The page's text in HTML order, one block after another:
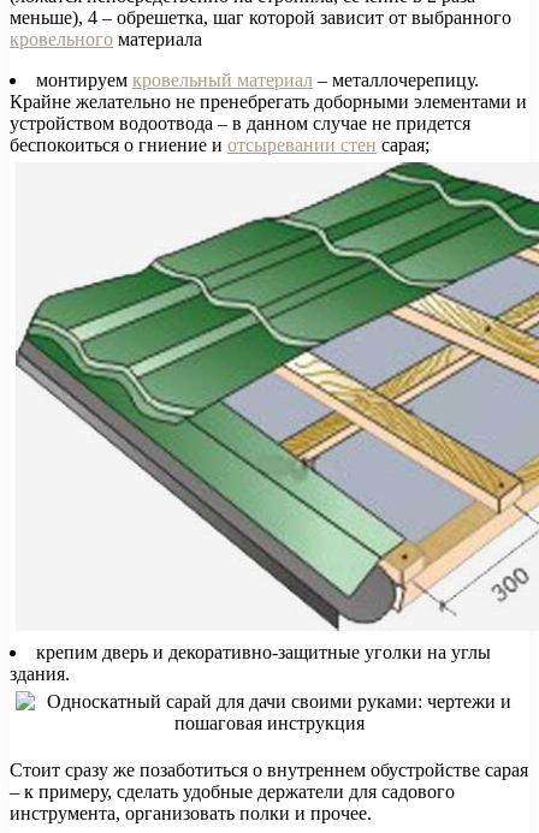
меньше), 4 – обрешетка, шаг которой зависит от выбранного
кровельного материала
монтируем кровельный материал – металлочерепицу.
Крайне желательно не пренебрегать доборными элементами и
устройством водоотвода – в данном случае не придется
беспокоиться о гниение и отсыревании стен сарая;
крепим дверь и декоративно-защитные уголки на углы
здания.
Стоит сразу же позаботиться о внутреннем обустройстве сарая
– к примеру, сделать удобные держатели для садового
инструмента, организовать полки и прочее.